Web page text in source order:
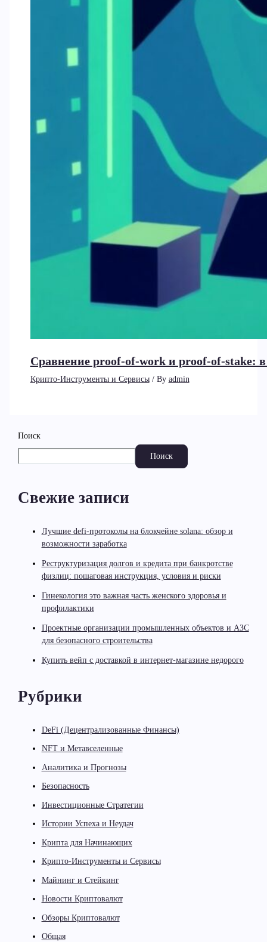
Сравнение proof-of-work и proof-of-stake:
Крипто-Инструменты и Сервисы/ By admin
Поиск
Поиск
Свежие записи
Лучшие defi-протоколы на блокчейне solana: обзор и
возможности заработка
Реструктуризация долгов и кредита при банкротстве
физлиц: пошаговая инструкция, условия и риски
Гинекология это важная часть женского здоровья и
профилактики
Проектные организации промышленных объектов и АЗС
для безопасного строительства
Купить вейп с доставкой в интернет-магазине недорого
Рубрики
DeFi (Децентрализованные Финансы)
NFT и Метавселенные
Аналитика и Прогнозы
Безопасность
Инвестиционные Стратегии
Истории Успеха и Неудач
Крипта для Начинающих
Крипто-Инструменты и Сервисы
Майнинг и Стейкинг
Новости Криптовалют
Обзоры Криптовалют
Общая